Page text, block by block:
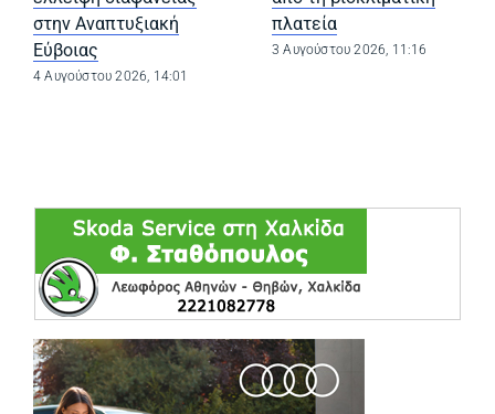
στην Αναπτυξιακή
Εύβοιας
4 Αυγούστου 2026, 14:01
πλατεία
3 Αυγούστου 2026, 11:16